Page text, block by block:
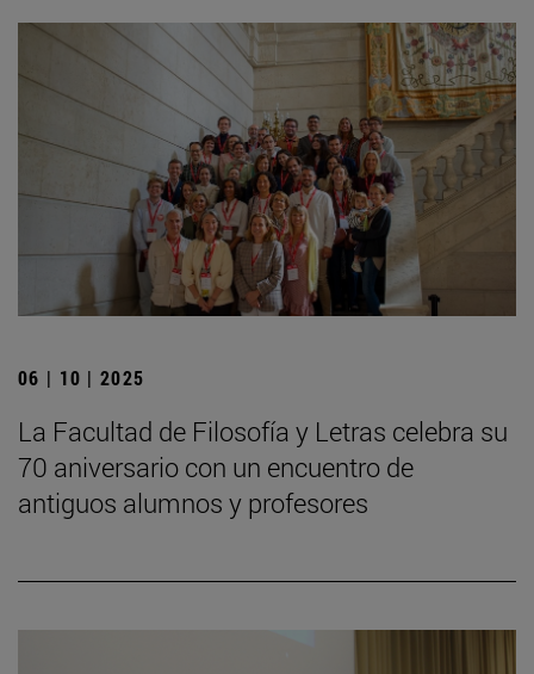
06 | 10 | 2025
La Facultad de Filosofía y Letras celebra su
70 aniversario con un encuentro de
antiguos alumnos y profesores